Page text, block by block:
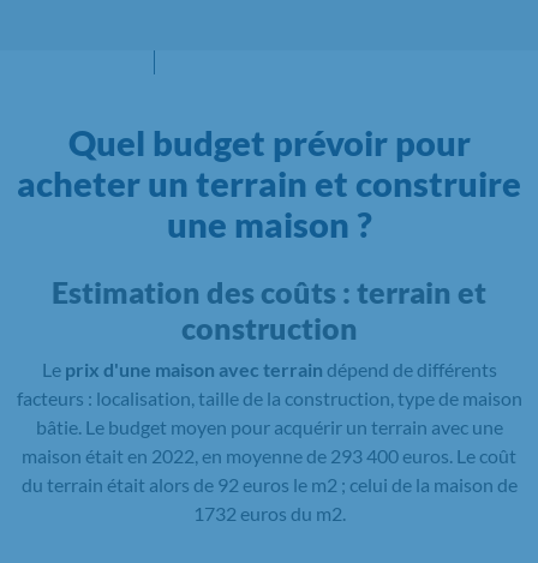
Quel budget prévoir pour
acheter un terrain et construire
une maison ?
Estimation des coûts : terrain et
construction
Le prix d'une maison avec terrain dépend de différents
facteurs : localisation, taille de la construction, type de maison
bâtie. Le budget moyen pour acquérir un terrain avec une
maison était en 2022, en moyenne de 293 400 euros. Le coût
du terrain était alors de 92 euros le m2 ; celui de la maison de
1732 euros du m2.